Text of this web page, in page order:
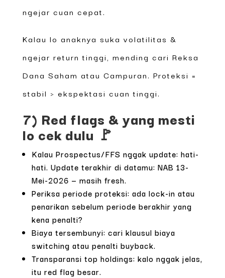
ngejar cuan cepat.
Kalau lo anaknya suka volatilitas &
ngejar return tinggi, mending cari Reksa
Dana Saham atau Campuran. Proteksi =
stabil > ekspektasi cuan tinggi.
7) Red flags & yang mesti
lo cek dulu 🚩
Kalau Prospectus/FFS nggak update: hati-
hati. Update terakhir di datamu: NAB 13-
Mei-2026 — masih fresh.
Periksa periode proteksi: ada lock-in atau
penarikan sebelum periode berakhir yang
kena penalti?
Biaya tersembunyi: cari klausul biaya
switching atau penalti buyback.
Transparansi top holdings: kalo nggak jelas,
itu red flag besar.